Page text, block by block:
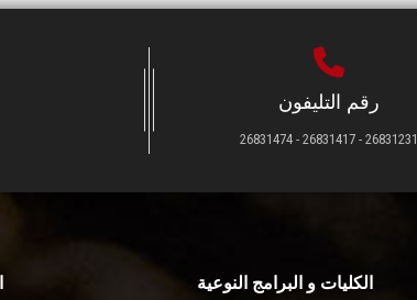
رقم التليفون
26831231 - 26831417 - 26831474
الكليات و البرامج النوعية